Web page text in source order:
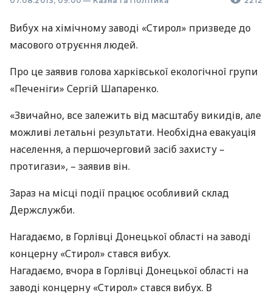
Вибух на хімічному заводі «Стирол» призведе до
масового отруєння людей.
Про це заявив голова харківської екологічної групи
«Печеніги» Сергій Шапаренко.
«Звичайно, все залежить від масштабу викидів, але
можливі летальні результати. Необхідна евакуація
населення, а першочерговий засіб захисту –
протигази», – заявив він.
Зараз на місці події працює особливий склад
Держслужби.
Нагадаємо, в Горлівці Донецької області на заводі
концерну «Стирол» стався вибух.
Нагадаємо, вчора в Горлівці Донецької області на
заводі концерну «Стирол» стався вибух. В